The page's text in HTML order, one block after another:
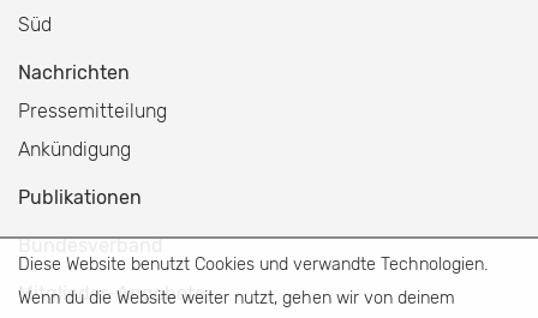
Diese Website benutzt Cookies und verwandte Technologien.
Wenn du die Website weiter nutzt, gehen wir von deinem
Süd
Nachrichten
Pressemitteilung
Ankündigung
Publikationen
Bundesverband
Mitglieder-Angebote